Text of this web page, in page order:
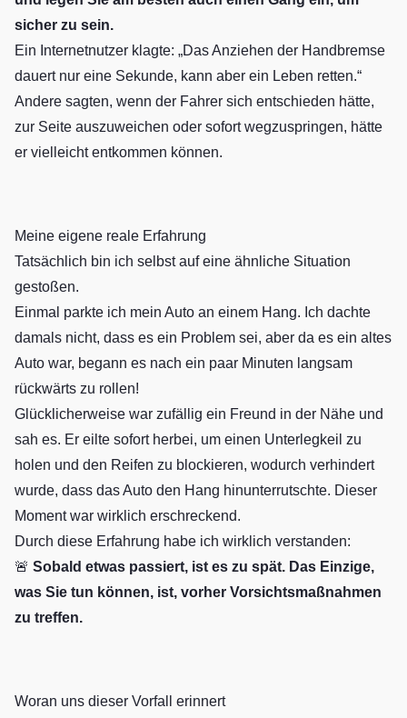
sicher zu sein.
Ein Internetnutzer klagte: „Das Anziehen der Handbremse
dauert nur eine Sekunde, kann aber ein Leben retten.“
Andere sagten, wenn der Fahrer sich entschieden hätte,
zur Seite auszuweichen oder sofort wegzuspringen, hätte
er vielleicht entkommen können.
Meine eigene reale Erfahrung
Tatsächlich bin ich selbst auf eine ähnliche Situation
gestoßen.
Einmal parkte ich mein Auto an einem Hang. Ich dachte
damals nicht, dass es ein Problem sei, aber da es ein altes
Auto war, begann es nach ein paar Minuten langsam
rückwärts zu rollen!
Glücklicherweise war zufällig ein Freund in der Nähe und
sah es. Er eilte sofort herbei, um einen Unterlegkeil zu
holen und den Reifen zu blockieren, wodurch verhindert
wurde, dass das Auto den Hang hinunterrutschte. Dieser
Moment war wirklich erschreckend.
Durch diese Erfahrung habe ich wirklich verstanden:
🚨 Sobald etwas passiert, ist es zu spät. Das Einzige,
was Sie tun können, ist, vorher Vorsichtsmaßnahmen
zu treffen.
Woran uns dieser Vorfall erinnert